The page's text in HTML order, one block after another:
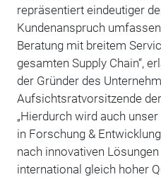
repräsentiert eindeutiger
Kundenanspruch
Beratung mit breitem
gesamten Supply Chain“,
der Gründer des
Aufsichtsratvorsitzende
„Hierdurch wird auch
in Forschung &
nach innovativen
international gleich hoher